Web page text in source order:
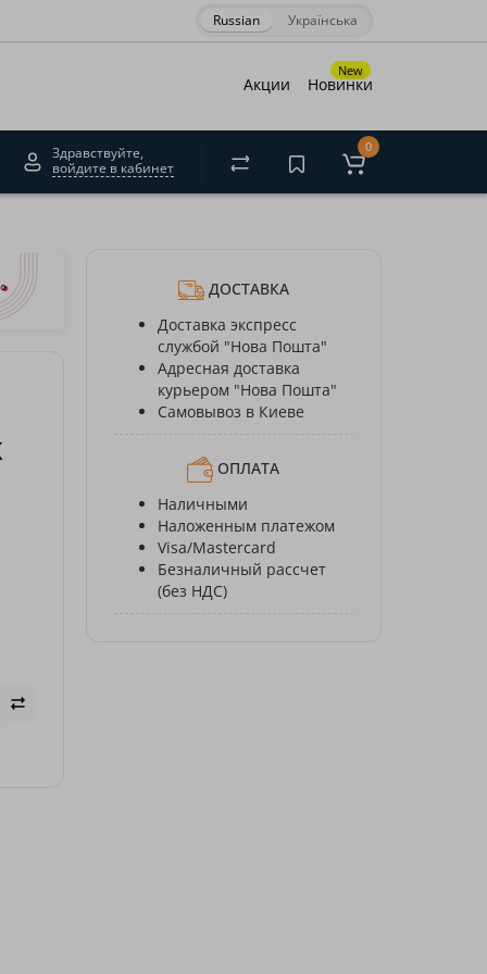
Russian Українська
Акции
New
Новинки
Здравствуйте,
войдите в кабинет
0
ДОСТАВКА
Доставка экспресс
службой "Нова Пошта"
Адресная доставка
курьером "Нова Пошта"
Самовывоз в Киеве
ОПЛАТА
Наличными
Наложенным платежом
Visa/Mastercard
Безналичный рассчет
(без НДС)